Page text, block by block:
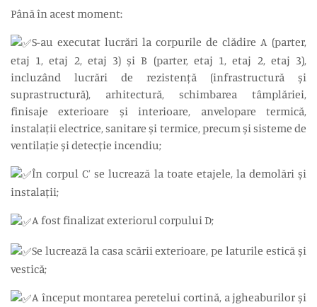
Până în acest moment:
S-au executat lucrări la corpurile de clădire A (parter,
etaj 1, etaj 2, etaj 3) și B (parter, etaj 1, etaj 2, etaj 3),
incluzând lucrări de rezistență (infrastructură și
suprastructură), arhitectură, schimbarea tâmplăriei,
finisaje exterioare și interioare, anvelopare termică,
instalații electrice, sanitare și termice, precum și sisteme de
ventilație și detecție incendiu;
În corpul C’ se lucrează la toate etajele, la demolări și
instalații;
A fost finalizat exteriorul corpului D;
Se lucrează la casa scării exterioare, pe laturile estică și
vestică;
A început montarea peretelui cortină, a jgheaburilor și